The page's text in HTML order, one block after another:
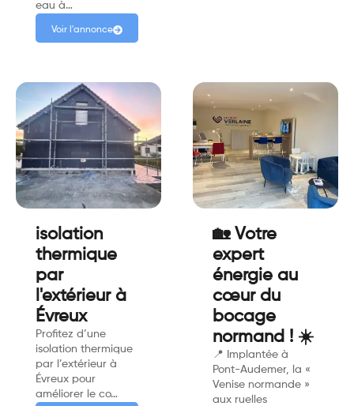
eau à…
Voir l'annonce
isolation
thermique
par
l'extérieur à
Évreux
Profitez d’une
isolation thermique
par l’extérieur à
Évreux pour
améliorer le co…
🏡 Votre
expert
énergie au
cœur du
bocage
normand ! ☀️
📍 Implantée à
Pont-Audemer, la «
Venise normande »
aux ruelles